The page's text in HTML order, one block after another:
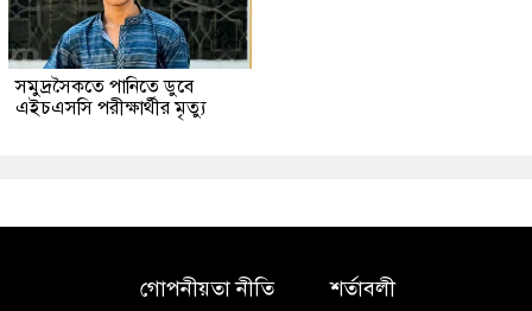
সমুদ্রসৈকতে পানিতে ডুবে
এইচএসসি পরীক্ষার্থীর মৃত্যু
গোপনীয়তা নীতি শর্তাবলী